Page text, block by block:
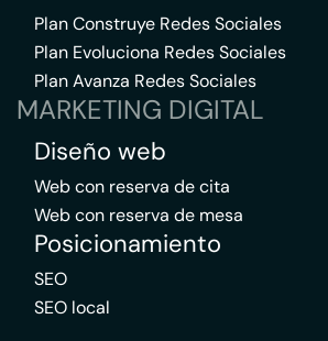
Plan Construye Redes Sociales
Plan Evoluciona Redes Sociales
Plan Avanza Redes Sociales
MARKETING DIGITAL
Diseño web
Web con reserva de cita
Web con reserva de mesa
Posicionamiento
SEO
SEO local